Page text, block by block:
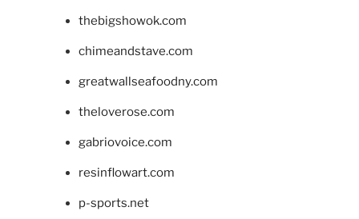
thebigshowok.com
chimeandstave.com
greatwallseafoodny.com
theloverose.com
gabriovoice.com
resinflowart.com
p-sports.net